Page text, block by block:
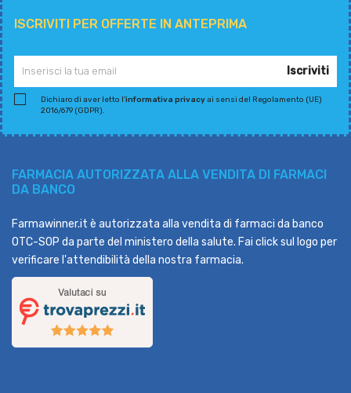
ISCRIVITI PER OFFERTE IN ANTEPRIMA
Iscriviti
Dichiaro di aver letto l'informativa privacyai sensi del Regolamento (UE)
2016/679 (GDPR).
FARMACIA AUTORIZZATA ALLA VENDITA DI FARMACI
DA BANCO
Farmawinner.it è autorizzata alla vendita di farmaci da banco
OTC-SOP da parte del ministero della salute. Fai click sul logo per
verificare l'attendibilità della nostra farmacia.